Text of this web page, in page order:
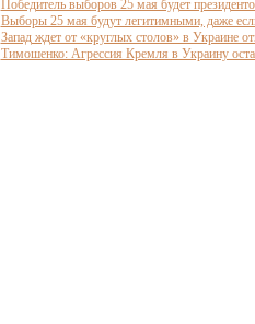
Победитель выборов 25 мая будет
Выборы 25 мая будут легитимными, даже
Запад ждет от «круглых столов» в Украине
Тимошенко: Агрессия Кремля в Украину